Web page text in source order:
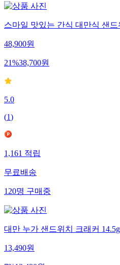
스마일 맛있는 간식 대만식 샌드
48,900원
21%38,700원
5.0
(1)
1,161적립
무료배송
120명구매중
대만 누가 샌드위치 크래커
13,490원